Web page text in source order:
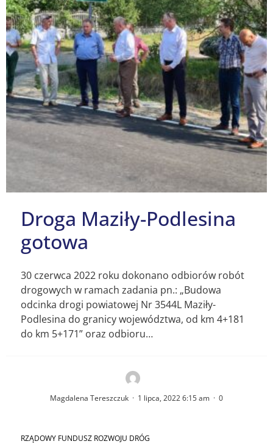
Droga Maziły-Podlesina
gotowa
30 czerwca 2022 roku dokonano odbiorów robót
drogowych w ramach zadania pn.: „Budowa
odcinka drogi powiatowej Nr 3544L Maziły-
Podlesina do granicy województwa, od km 4+181
do km 5+171” oraz odbioru…
Magdalena Tereszczuk · 1 lipca, 2022 6:15 am · 0
RZĄDOWY FUNDUSZ ROZWOJU DRÓG